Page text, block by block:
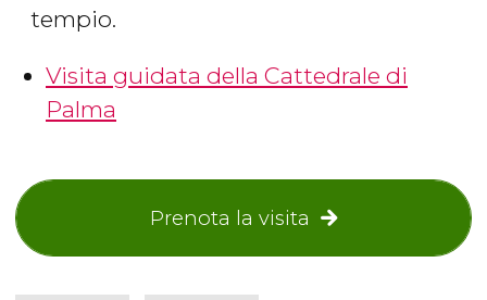
tempio.
Visita guidata della Cattedrale di
Palma
Prenota la visita